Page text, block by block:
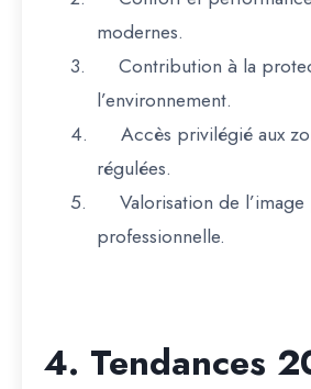
modernes.
3.
Contribution à la
l’environnement.
4.
Accès privilégié aux
régulées.
5.
Valorisation de
professionnelle.
4. Tendances